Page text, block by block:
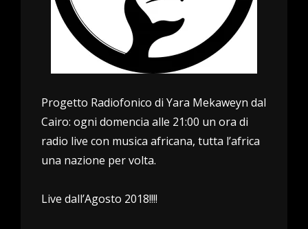
Progetto Radiofonico di Yara Mekaweyn dal
Cairo: ogni domencia alle 21:00 un ora di
radio live con musica africana, tutta l’africa
una nazione per volta.
Live dall’Agosto 2018!!!!